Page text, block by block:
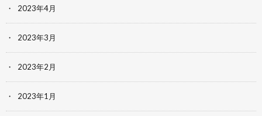
2023年4月
2023年3月
2023年2月
2023年1月